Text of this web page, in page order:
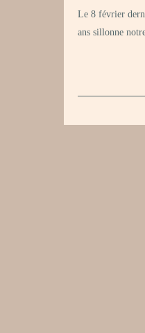
Le 8 février
ans sillonne